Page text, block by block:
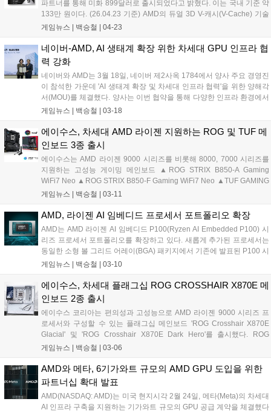
파트너를 통해 미화 899달러로 출시되었다고 밝혔다. 이는 국내 기준 약
133만 원이다. (26.04.23 기준) AMD의 듀얼 3D V-캐시(V-Cache) 기술
이 적용된 세계 최초의 데스크톱 프로세서인 9950X3D2는 복잡하고 지
었다. 또한 새로운 메인보드나 메모리 교체 없이 AM5 플랫폼에서 강력
한 성능과 향상된 처리량을 제공한다....
게임뉴스 | 백승철 04-23
네이버-AMD, AI 생태계 확장 위한 차세대 GPU 인프라 협
력 강화
네이버와 AMD는 3월 18일, 네이버 제2사옥 1784에서 양사 주요 경영진
이 참석한 가운데 'AI 생태계 확장 및 차세대 인프라 협력'을 위한 양해각
서(MOU)를 체결했다. 양사는 이번 협약을 통해 다양한 인프라 환경에서
AI 기술이 유기적으로 연결되는 생태계를 구축하고, 기술 유연성을 높여
바X'에 최적화된 고성능 GPU 연산 환경 구축을 위한 기술 협력을 강화
하고 이를 통해 AI 모델을 안정적으로 운영할 수 있는 인프라 기술을 공
동으로 고도화해 나간다는 계획이다....
게임뉴스 | 백승철 03-18
에이수스, 차세대 AMD 라이젠 지원하는 ROG 및 TUF 메
인보드 3종 출시
에이수스는 AMD 라이젠 9000 시리즈를 비롯해 8000, 7000 시리즈를
지원하는 고성능 게이밍 메인보드 ▲ROG STRIX B850-A Gaming
WiFi7 Neo ▲ROG STRIX B850-F Gaming WiFi7 Neo ▲TUF GAMING
X870-PRO WiFi7 W Neo 등 3종을 출시한다고 밝혔다. Neo 시리즈는
메모리 성능 그리고 확장성과 사용자 편의성을 제공하는 것에 초점을 맞
춘 리프레시 모델이다. NitroPath DRAM 기술을 적용하여 신호 무결성
을 높여 고클럭 메모리 및 안정적인 오버클럭을 지원한다. 또한 PCIe 5.0
기반 그래픽카드 및 스토리지 재배분을 통해 확장성을 확보하였다....
게임뉴스 | 백승철 03-11
AMD, 라이젠 AI 임베디드 프로세서 포트폴리오 확장
AMD는 AMD 라이젠 AI 임베디드 P100(Ryzen AI Embedded P100) 시
리즈 프로세서 포트폴리오를 확장하고 있다. 새롭게 추가된 프로세서는
동일한 소형 볼 그리드 어레이(BGA) 패키지에서 기존에 발표된 P100 시
리즈 프로세서 대비 최대 2배의 CPU 코어 수, 최대 8배의 GPU 연산 성
다....
게임뉴스 | 백승철 03-10
에이수스, 차세대 플래그십 ROG CROSSHAIR X870E 메
인보드 2종 출시
에이수스 코리아는 편의성과 고성능으로 AMD 라이젠 9000 시리즈 프
로세서와 구성할 수 있는 플래그십 메인보드 'ROG Crosshair X870E
Glacial' 및 'ROG Crosshair X870E Dark Hero'를 출시했다. ROG
Crosshair 메인보드 시리즈는 20년의 역사를 바탕으로 하이엔드 부품,
스와 뛰어난 성능을 갖춘 라인업이다. 특히 이번 신제품에는 DDR5 메모
리 성능을 끌어올리는 NitroPath DRAM 기술과 조립 편의성을 개선한
AIO Q-Connector 등 최신 기술이 대거 적용된 것이 특징이다....
게임뉴스 | 백승철 03-06
AMD와 메타, 6기가와트 규모의 AMD GPU 도입을 위한
파트너십 확대 발표
AMD(NASDAQ: AMD)는 미국 현지시각 2월 24일, 메타(Meta)의 차세대
AI 인프라 구축을 지원하는 기가와트 규모의 GPU 공급 계약을 체결했다